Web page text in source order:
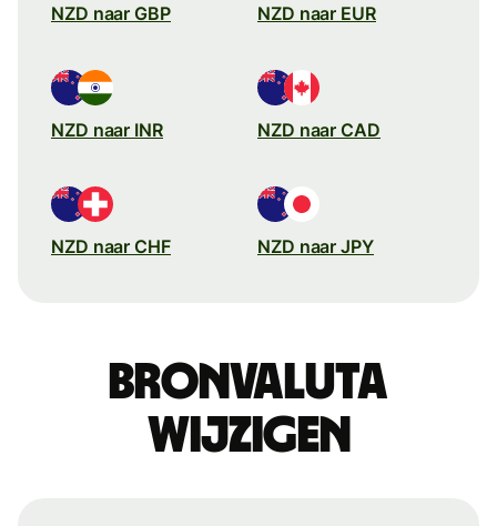
NZD naar GBP NZD naar EUR
NZD naar INR NZD naar CAD
NZD naar CHF NZD naar JPY
Bronvaluta
wijzigen